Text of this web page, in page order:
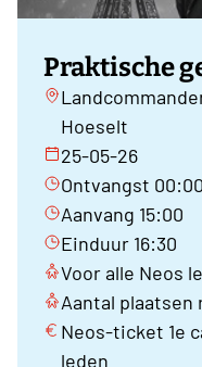
Praktische
Hoeselt
25-05-26
Ontvangst 00:00
Aanvang 15:00
Einduur 16:30
Voor alle Neos
Aantal
Neos-ticket 1e
leden